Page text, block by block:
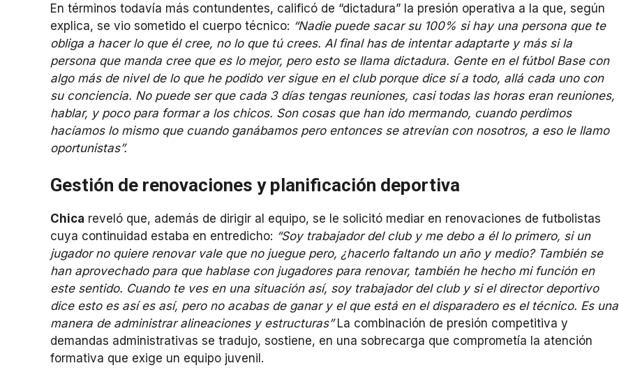
En términos todavía más contundentes, calificó de “dictadura” la presión operativa a la que, según
explica, se vio sometido el cuerpo técnico: “Nadie puede sacar su 100% si hay una persona que te
obliga a hacer lo que él cree, no lo que tú crees. Al final has de intentar adaptarte y más si la
persona que manda cree que es lo mejor, pero esto se llama dictadura. Gente en el fútbol Base con
algo más de nivel de lo que he podido ver sigue en el club porque dice sí a todo, allá cada uno con
su conciencia. No puede ser que cada 3 días tengas reuniones, casi todas las horas eran reuniones,
hablar, y poco para formar a los chicos. Son cosas que han ido mermando, cuando perdimos
hacíamos lo mismo que cuando ganábamos pero entonces se atrevían con nosotros, a eso le llamo
oportunistas”.
Gestión de renovaciones y planificación deportiva
Chica reveló que, además de dirigir al equipo, se le solicitó mediar en renovaciones de futbolistas
cuya continuidad estaba en entredicho: “Soy trabajador del club y me debo a él lo primero, si un
jugador no quiere renovar vale que no juegue pero, ¿hacerlo faltando un año y medio? También se
han aprovechado para que hablase con jugadores para renovar, también he hecho mi función en
este sentido. Cuando te ves en una situación así, soy trabajador del club y si el director deportivo
dice esto es así es así, pero no acabas de ganar y el que está en el disparadero es el técnico. Es una
manera de administrar alineaciones y estructuras” La combinación de presión competitiva y
demandas administrativas se tradujo, sostiene, en una sobrecarga que comprometía la atención
formativa que exige un equipo juvenil.